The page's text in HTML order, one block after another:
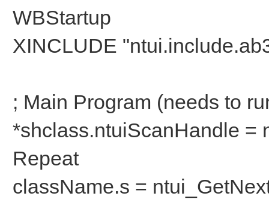
WBStartup
XINCLUDE
; Main Program (needs to
*shclass.ntuiScanHandle =
Repeat
className.s =